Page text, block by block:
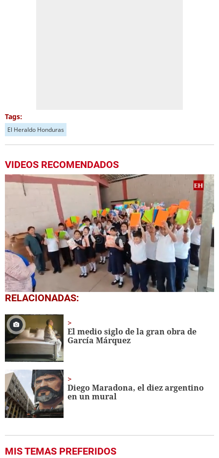
Tags:
El Heraldo Honduras
VIDEOS RECOMENDADOS
0
seconds
1
minute,
56
seconds
RELACIONADAS:
El medio siglo de la gran obra de
García Márquez
Diego Maradona, el diez argentino
en un mural
MIS TEMAS PREFERIDOS